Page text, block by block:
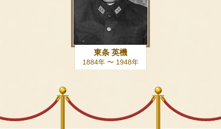
東条 英機
1884年 〜 1948年